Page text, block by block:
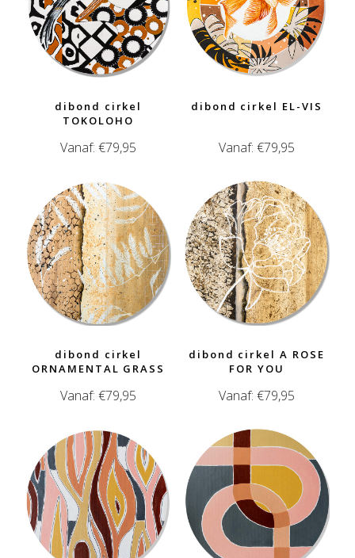
dibond cirkel
TOKOLOHO
Vanaf:€79,95
dibond cirkel EL-VIS
Vanaf: €79,95
dibond cirkel
ORNAMENTAL GRASS
Vanaf:€79,95
dibond cirkel A ROSE
FOR YOU
Vanaf: €79,95